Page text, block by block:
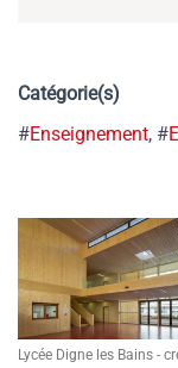
Catégorie(s)
#Enseignement, #
Lycée Digne les Bains -